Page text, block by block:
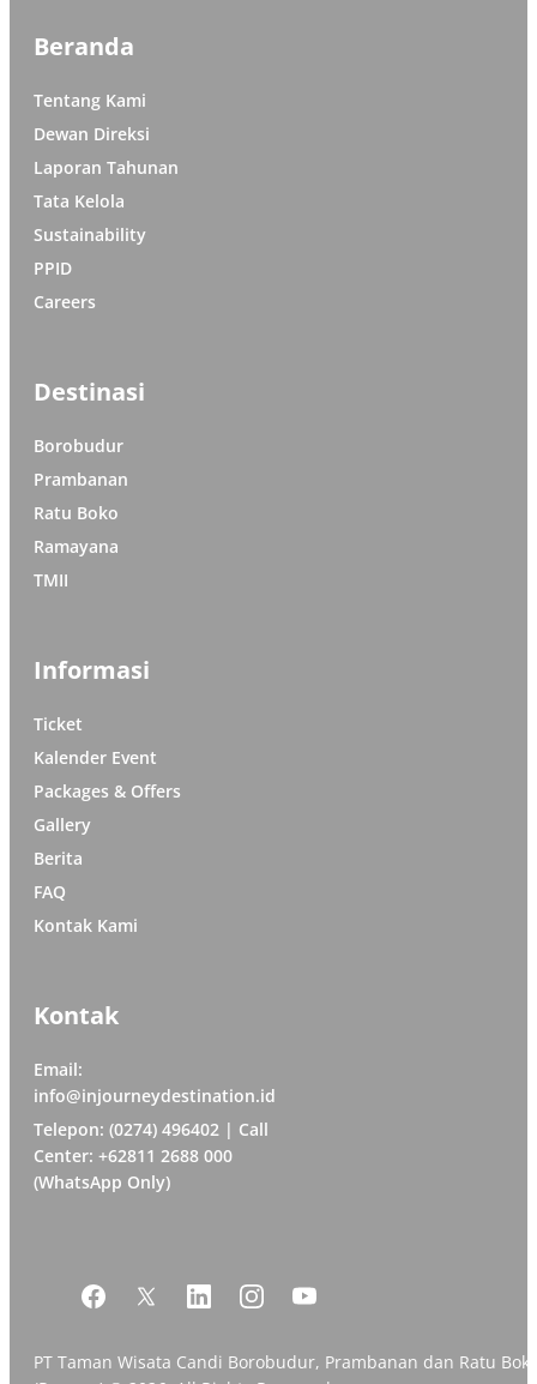
Beranda
Tentang Kami
Dewan Direksi
Laporan Tahunan
Tata Kelola
Sustainability
PPID
Careers
Destinasi
Borobudur
Prambanan
Ratu Boko
Ramayana
TMII
Informasi
Ticket
Kalender Event
Packages & Offers
Gallery
Berita
FAQ
Kontak Kami
Kontak
Email:
info@injourneydestination.id
Telepon: (0274) 496402 | Call
Center: +62811 2688 000
(WhatsApp Only)
PT Taman Wisata Candi Borobudur, Prambanan dan Ratu